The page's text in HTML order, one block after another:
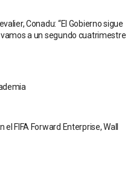
Conadu: “El Gobierno sigue
a un segundo cuatrimestre
FIFA Forward Enterprise, Wall